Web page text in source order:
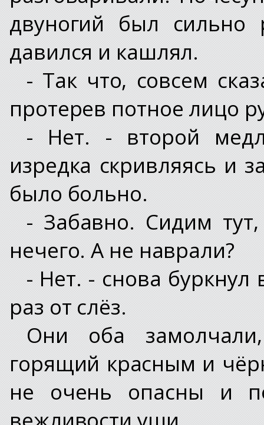
двуногий был
давился и кашлял.
- Так что, совсем
протерев потное лицо
- Нет. - второй
изредка скривляясь и
было больно.
- Забавно. Сидим
нечего. А не наврали?
- Нет. - снова
раз от слёз.
Они оба
горящий красным и
не очень опасны и